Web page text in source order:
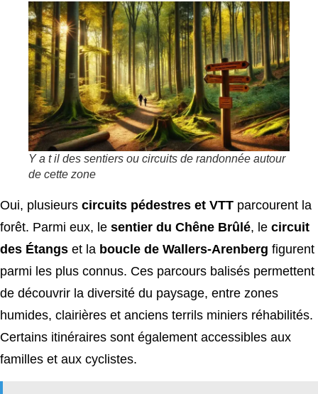
Y a t il des sentiers ou circuits de randonnée autour
de cette zone
Oui, plusieurs circuits pédestres et VTT parcourent la
forêt. Parmi eux, le sentier du Chêne Brûlé, le circuit
des Étangs et la boucle de Wallers-Arenberg figurent
parmi les plus connus. Ces parcours balisés permettent
de découvrir la diversité du paysage, entre zones
humides, clairières et anciens terrils miniers réhabilités.
Certains itinéraires sont également accessibles aux
familles et aux cyclistes.